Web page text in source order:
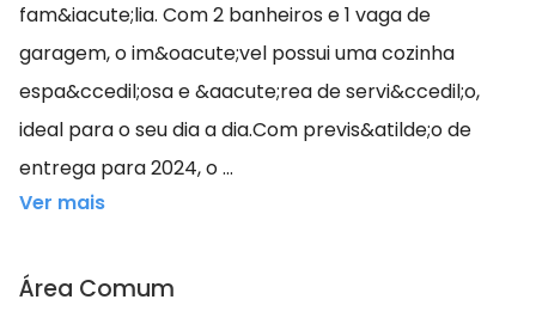
fam&iacute;lia. Com 2 banheiros e 1 vaga de
garagem, o im&oacute;vel possui uma cozinha
espa&ccedil;osa e &aacute;rea de servi&ccedil;o,
ideal para o seu dia a dia.Com previs&atilde;o de
entrega para 2024, o ...
Ver mais
Área Comum